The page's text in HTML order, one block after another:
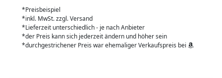
*Preisbeispiel
*inkl. MwSt. zzgl. Versand
*Lieferzeit unterschiedlich - je nach Anbieter
*der Preis kann sich jederzeit ändern und höher sein
*durchgestrichener Preis war ehemaliger Verkaufspreis bei